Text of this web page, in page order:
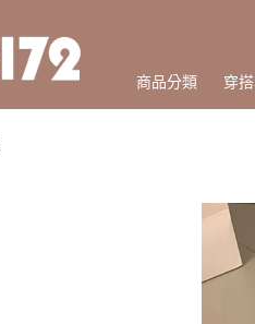
商品分類 穿